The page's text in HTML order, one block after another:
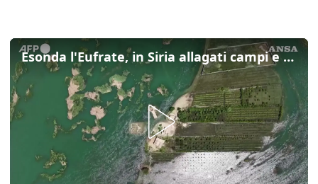
Esonda l'Eufrate, in Siria allagati campi e case